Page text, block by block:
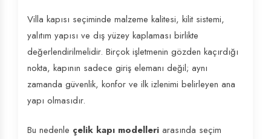
Villa kapısı seçiminde malzeme kalitesi, kilit sistemi,
yalıtım yapısı ve dış yüzey kaplaması birlikte
değerlendirilmelidir. Birçok işletmenin gözden kaçırdığı
nokta, kapının sadece giriş elemanı değil; aynı
zamanda güvenlik, konfor ve ilk izlenimi belirleyen ana
yapı olmasıdır.
Bu nedenle çelik kapı modelleri arasında seçim